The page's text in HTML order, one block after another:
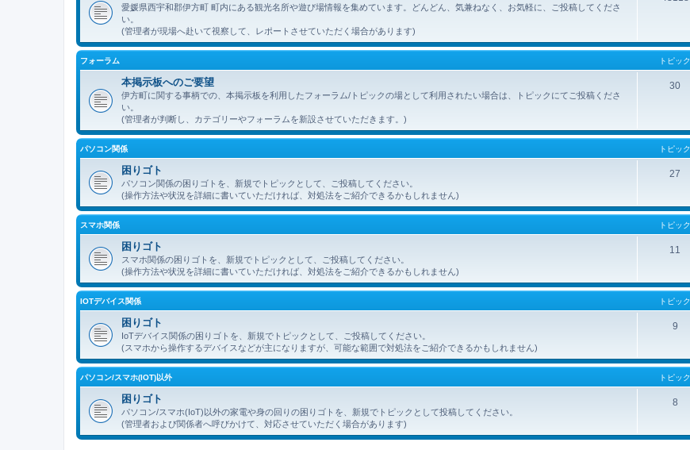
愛媛県西宇和郡伊方町 町内にある観光名所や遊び場情報を集めています。どんどん、気兼ねなく、お気軽に、ご投稿してくださ
い。
(管理者が現場へ赴いて視察して、レポートさせていただく場合があります)
フォーラム トピック
本掲示板へのご要望
伊方町に関する事柄での、本掲示板を利用したフォーラム/トピックの場として利用されたい場合は、トピックにてご投稿くださ
い。
(管理者が判断し、カテゴリーやフォーラムを新設させていただきます。)
30
パソコン関係 トピック
困りゴト
パソコン関係の困りゴトを、新規でトピックとして、ご投稿してください。
(操作方法や状況を詳細に書いていただければ、対処法をご紹介できるかもしれません)
27
スマホ関係 トピック
困りゴト
スマホ関係の困りゴトを、新規でトピックとして、ご投稿してください。
(操作方法や状況を詳細に書いていただければ、対処法をご紹介できるかもしれません)
11
IOTデバイス関係 トピック
困りゴト
IoTデバイス関係の困りゴトを、新規でトピックとして、ご投稿してください。
(スマホから操作するデバイスなどが主になりますが、可能な範囲で対処法をご紹介できるかもしれません)
9
パソコン/スマホ(IOT)以外 トピック
困りゴト
パソコン/スマホ(IoT)以外の家電や身の回りの困りゴトを、新規でトピックとして投稿してください。
(管理者および関係者へ呼びかけて、対応させていただく場合があります)
8